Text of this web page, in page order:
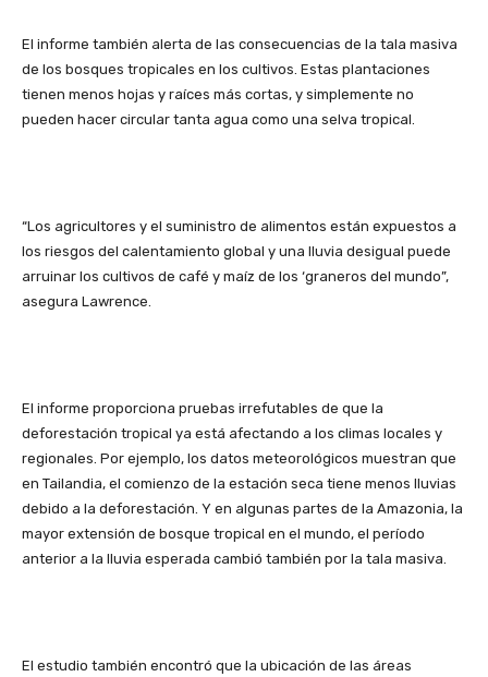
El informe también alerta de las consecuencias de la tala masiva
de los bosques tropicales en los cultivos. Estas plantaciones
tienen menos hojas y raíces más cortas, y simplemente no
pueden hacer circular tanta agua como una selva tropical.
“Los agricultores y el suministro de alimentos están expuestos a
los riesgos del calentamiento global y una lluvia desigual puede
arruinar los cultivos de café y maíz de los ‘graneros del mundo”,
asegura Lawrence.
El informe proporciona pruebas irrefutables de que la
deforestación tropical ya está afectando a los climas locales y
regionales. Por ejemplo, los datos meteorológicos muestran que
en Tailandia, el comienzo de la estación seca tiene menos lluvias
debido a la deforestación. Y en algunas partes de la Amazonia, la
mayor extensión de bosque tropical en el mundo, el período
anterior a la lluvia esperada cambió también por la tala masiva.
El estudio también encontró que la ubicación de las áreas